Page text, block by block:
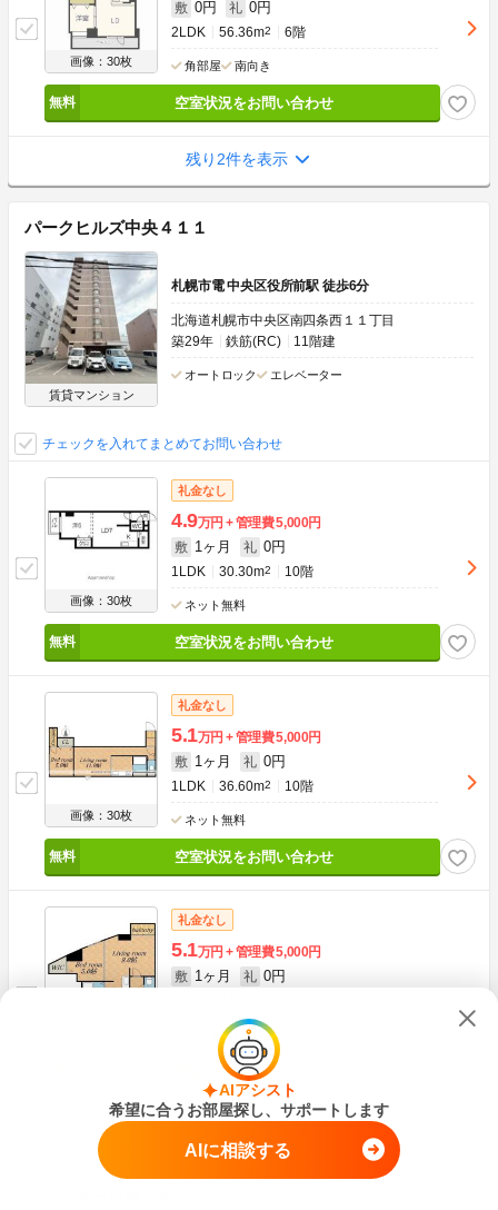
画像：30枚
敷 0円 礼 0円
2LDK 56.36m2 6階
角部屋 南向き
空室状況をお問い合わせ
残り2件を表示
パークヒルズ中央４１１
賃貸マンション
札幌市電 中央区役所前駅 徒歩6分
北海道札幌市中央区南四条西１１丁目
築29年
鉄筋(RC) 11階建
オートロック エレベーター
チェックを入れてまとめてお問い合わせ
画像：30枚
礼金なし
4.9万円 管理費5,000円
敷 1ヶ月 礼 0円
1LDK 30.30m2 10階
ネット無料
空室状況をお問い合わせ
画像：30枚
礼金なし
5.1万円 管理費5,000円
敷 1ヶ月 礼 0円
1LDK 36.60m2 10階
ネット無料
空室状況をお問い合わせ
礼金なし
5.1万円 管理費5,000円
敷 1ヶ月 礼 0円
ネット無料
空室状況をお問い合わせ
AIアシスト
希望に合うお部屋探し、サポートします
AIに相談する